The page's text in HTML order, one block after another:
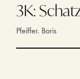
3K:
Pfeiffer. Boris